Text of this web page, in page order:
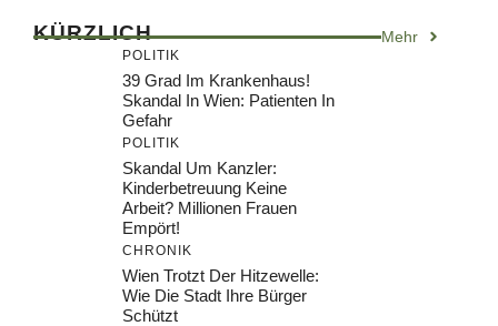
KÜRZLICH Mehr
POLITIK
39 Grad Im Krankenhaus!
Skandal In Wien: Patienten In
Gefahr
POLITIK
Skandal Um Kanzler:
Kinderbetreuung Keine
Arbeit? Millionen Frauen
Empört!
CHRONIK
Wien Trotzt Der Hitzewelle:
Wie Die Stadt Ihre Bürger
Schützt